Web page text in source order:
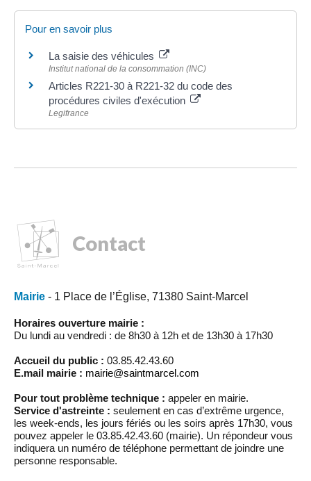
Pour en savoir plus
La saisie des véhicules
Institut national de la consommation (INC)
Articles R221-30 à R221-32 du code des
procédures civiles d'exécution
Legifrance
Contact
Mairie - 1 Place de l’Église, 71380 Saint-Marcel
Horaires ouverture mairie :
Du lundi au vendredi : de 8h30 à 12h et de 13h30 à 17h30
Accueil du public : 03.85.42.43.60
E.mail mairie : mairie@saintmarcel.com
Pour tout problème technique : appeler en mairie.
Service d'astreinte : seulement en cas d’extrême urgence,
les week-ends, les jours fériés ou les soirs après 17h30, vous
pouvez appeler le 03.85.42.43.60 (mairie). Un répondeur vous
indiquera un numéro de téléphone permettant de joindre une
personne responsable.